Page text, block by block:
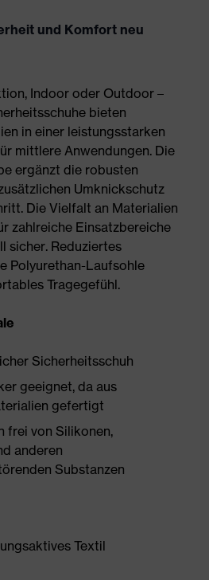
und Komfort neu
Indoor oder Outdoor –
bieten
in einer leistungsstarken
mittlere Anwendungen. Die
ergänzt die robusten
Umknickschutz
Die Vielfalt an Materialien
zahlreiche Einsatzbereiche
sicher. Reduziertes
Polyurethan-Laufsohle
Tragegefühl.
Sicherheitsschuh
geeignet, da aus
gefertigt
frei von Silikonen,
anderen
Substanzen
Textil